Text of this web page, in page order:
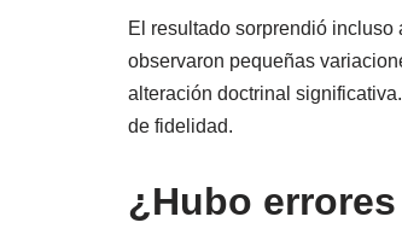
El resultado sorprendió
observaron pequeñas
alteración doctrinal
de fidelidad.
¿Hubo